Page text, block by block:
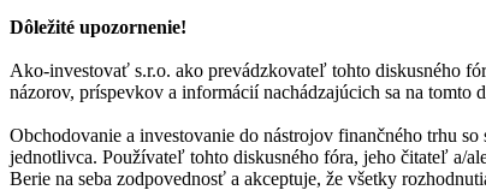
Dôležité upozornenie!
Ako-investovať s.r.o. ako prevádzkovateľ tohto diskusného
názorov, príspevkov a informácií nachádzajúcich sa na
Obchodovanie a investovanie do nástrojov finančného trhu
jednotlivca. Používateľ tohto diskusného fóra, jeho čitateľ a/
Berie na seba zodpovednosť a akceptuje, že všetky